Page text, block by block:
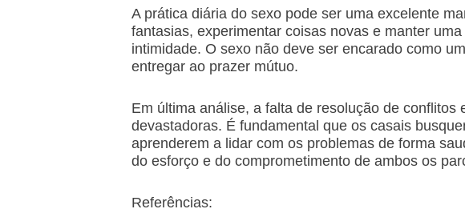
A prática diária do sexo pode ser uma excelente
fantasias, experimentar coisas novas e manter
intimidade. O sexo não deve ser encarado como
entregar ao prazer mútuo.
Em última análise, a falta de resolução de
devastadoras. É fundamental que os casais
aprenderem a lidar com os problemas de forma
do esforço e do comprometimento de ambos os
Referências: